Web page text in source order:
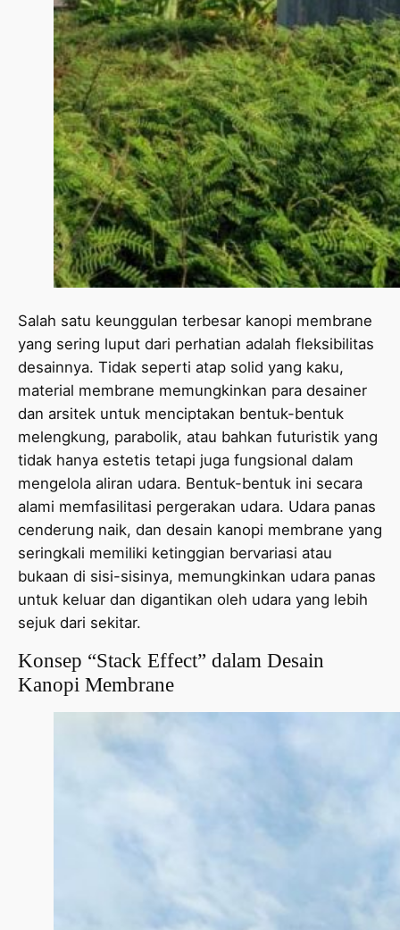
Salah satu keunggulan terbesar kanopi membrane
yang sering luput dari perhatian adalah fleksibilitas
desainnya. Tidak seperti atap solid yang kaku,
material membrane memungkinkan para desainer
dan arsitek untuk menciptakan bentuk-bentuk
melengkung, parabolik, atau bahkan futuristik yang
tidak hanya estetis tetapi juga fungsional dalam
mengelola aliran udara. Bentuk-bentuk ini secara
alami memfasilitasi pergerakan udara. Udara panas
cenderung naik, dan desain kanopi membrane yang
seringkali memiliki ketinggian bervariasi atau
bukaan di sisi-sisinya, memungkinkan udara panas
untuk keluar dan digantikan oleh udara yang lebih
sejuk dari sekitar.
Konsep “Stack Effect” dalam Desain
Kanopi Membrane